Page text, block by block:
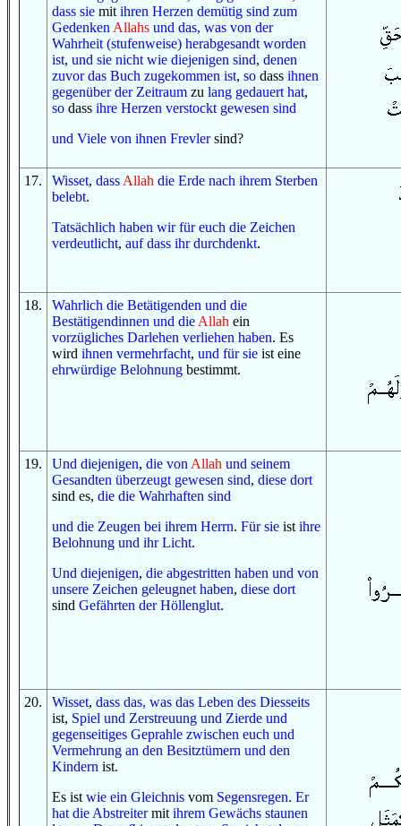
dass sie mit ihren Herzen demütig sind zum
Gedenken Allahs und das, was von der
Wahrheit (stufenweise) herabgesandt worden
ist, und sie nicht wie diejenigen sind, denen
zuvor das Buch zugekommen ist, so dass ihnen
gegenüber der Zeitraum zu lang gedauert hat,
so dass ihre Herzen verstockt gewesen sind
und Viele von ihnen Frevlersind?
17. Wisset, dass Allah die Erde nach ihrem Sterben
belebt.
Tatsächlich haben wir für euch die Zeichen
verdeutlicht, auf dass ihr durchdenkt.
18. Wahrlich die Betätigenden und die
Bestätigendinnen und die Allah ein
vorzügliches Darlehen verliehen haben. Es
wird ihnen vermehrfacht, und für sie ist eine
ehrwürdige Belohnung bestimmt.
19. Und diejenigen, die von Allah und seinem
Gesandten überzeugt gewesen sind, diese dort
sind es, die die Wahrhaften sind
und die Zeugen bei ihrem Herrn. Für sie ist ihre
Belohnung und ihr Licht.
Und diejenigen, die abgestritten haben und von
unsere Zeichen geleugnet haben, diese dort
sind Gefährten der Höllenglut.
20. Wisset, dass das, was das Leben des Diesseits
ist, Spiel und Zerstreuung und Zierde und
gegenseitiges Geprahle zwischen euch und
Vermehrung an den Besitztümern und den
Kindern ist.
Es ist wie ein Gleichnis vom Segensregen. Er
hat die Abstreitermit ihrem Gewächs staunen